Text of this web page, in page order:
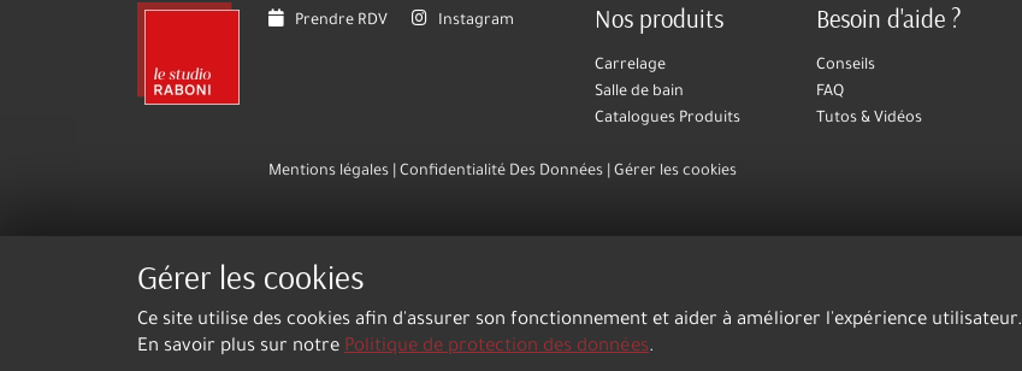
Prendre RDV Instagram Nos produits
Carrelage
Salle de bain
Catalogues Produits
Besoin d'aide ?
Conseils
FAQ
Tutos & Vidéos
Mentions légales Confidentialité Des Données Gérer les cookies
Gérer les cookies
Ce site utilise des cookies afin d'assurer son fonctionnement et aider à améliorer l'expérience utilisateur.
En savoir plus sur notre Politique de protection des données.